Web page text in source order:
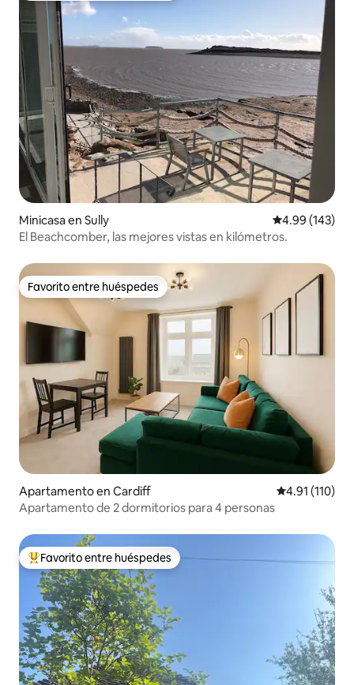
Minicasa en Sully Calificación
4.99 (143)
El Beachcomber, las mejores vistas en kilómetros.
Favorito entre huéspedes
Favorito entre huéspedes
Apartamento en Cardiff Calificación
4.91 (110)
Apartamento de 2 dormitorios para 4 personas
Favorito entre huéspedes preferido
Favorito entre huéspedes